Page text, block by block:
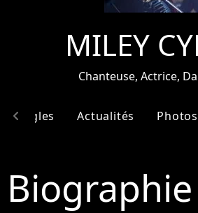
MILEY
Chanteuse, Actrice,
Singles Actualités Photos
chevron_left
Biographie